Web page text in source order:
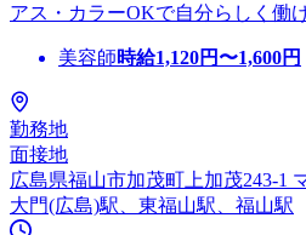
アス・カラーOKで自分らしく働
美容師時給1,120円〜1,600円
勤務地
面接地
広島県福山市加茂町上加茂243-1
大門(広島)駅、東福山駅、福山駅